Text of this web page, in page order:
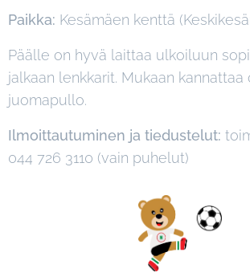
Paikka: Kesämäen kenttä
Päälle on hyvä laittaa ulkoiluun
jalkaan lenkkarit. Mukaan
juomapullo.
Ilmoittautuminen ja tiedustelut:
044 726 3110 (vain puhelut)